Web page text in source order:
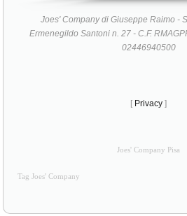
Joes' Company di Giuseppe Raimo -
Ermenegildo Santoni n. 27 - C.F.
02446940500
[ Privacy ]
Joes' Company Pisa
Tag Joes' Company